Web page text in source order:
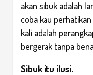
akan sibuk adalah
coba kau
kali adalah
bergerak tanpa
Sibuk itu ilusi.